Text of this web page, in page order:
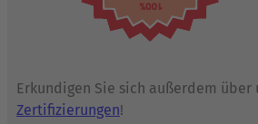
Erkundigen Sie sich außerdem über
Zertifizierungen!